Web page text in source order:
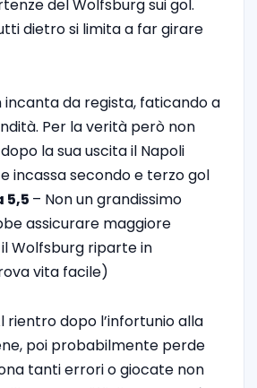
del Wolfsburg sui gol.
dietro si limita a far girare
incanta da regista, faticando a
Per la verità però non
la sua uscita il Napoli
incassa secondo e terzo gol
5,5 – Non un grandissimo
assicurare maggiore
Wolfsburg riparte in
vita facile)
rientro dopo l’infortunio alla
poi probabilmente perde
tanti errori o giocate non